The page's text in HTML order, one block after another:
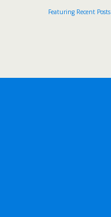
Featuring Recent